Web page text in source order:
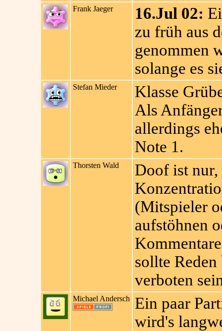
Frank Jaeger 16.Jul 02:
zu früh aus
genommen
solange es
Stefan Mieder
Klasse
Als
allerdings
Note 1.
Thorsten Wald
Doof ist nur,
(Mitspieler
aufstöhnen
sollte
verboten
Michael Andersch
Ein paar
wird's